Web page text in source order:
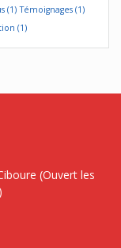
(1) Témoignages (1)
(1)
(Ouvert les